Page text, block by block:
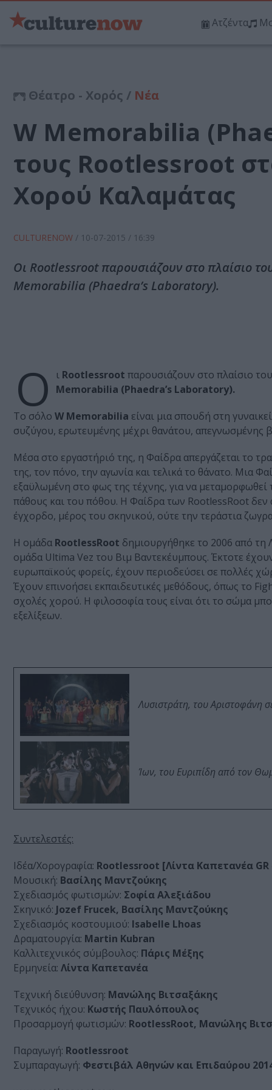
Ατζέντα
Θέατρο - Χορός / Νέα
W Memorabilia
τους Rootlessroot
Χορού Καλαμάτας
CULTURENOW / 10-07-2015 / 16:39
Οι Rootlessroot παρουσιάζουν στο πλαίσιο
Memorabilia (Phaedra’s Laboratory).
Ο ι Rootlessroot παρουσιάζουν στο πλαίσιο του
Memorabilia (Phaedra’s Laboratory).
Το σόλο W Memorabilia είναι μια σπουδή στη
συζύγου, ερωτευμένης μέχρι θανάτου, απεγνωσμένης
Μέσα στο εργαστήριό της, η Φαίδρα απεργάζεται το
της, τον πόνο, την αγωνία και τελικά το θάνατο. Μια
εξαϋλωμένη στο φως της τέχνης, για να
πάθους και του πόθου. Η Φαίδρα των RootlessRoot δεν
έγχορδο, μέρος του σκηνικού, ούτε την τεράστια
Η ομάδα RootlessRoot δημιουργήθηκε το 2006 από τη
ομάδα Ultima Vez του Βιμ Βαντεκέυμπους. Έκτοτε
ευρωπαϊκούς φορείς, έχουν περιοδεύσει σε πολλές
Έχουν επινοήσει εκπαιδευτικές μεθόδους, όπως το
σχολές χορού. Η φιλοσοφία τους είναι ότι το σώμα
εξελίξεων.
Λυσιστράτη, του Αριστοφάνη
Ίων, του Ευριπίδη από τον
Συντελεστές:
Ιδέα/Χορογραφία: Rootlessroot [Λίντα Καπετανέα GR
Μουσική: Βασίλης Μαντζούκης
Σχεδιασμός φωτισμών: Σοφία Αλεξιάδου
Σκηνικό: Jozef Frucek, Βασίλης Μαντζούκης
Σχεδιασμός κοστουμιού: Isabelle Lhoas
Δραματουργία: Martin Kubran
Καλλιτεχνικός σύμβουλος: Πάρις Μέξης
Ερμηνεία: Λίντα Καπετανέα
Τεχνική διεύθυνση: Μανώλης Βιτσαξάκης
Τεχνικός ήχου: Κωστής Παυλόπουλος
Προσαρμογή φωτισμών: RootlessRoot, Μανώλης
Παραγωγή: Rootlessroot
Συμπαραγωγή: Φεστιβάλ Αθηνών και Επιδαύρου